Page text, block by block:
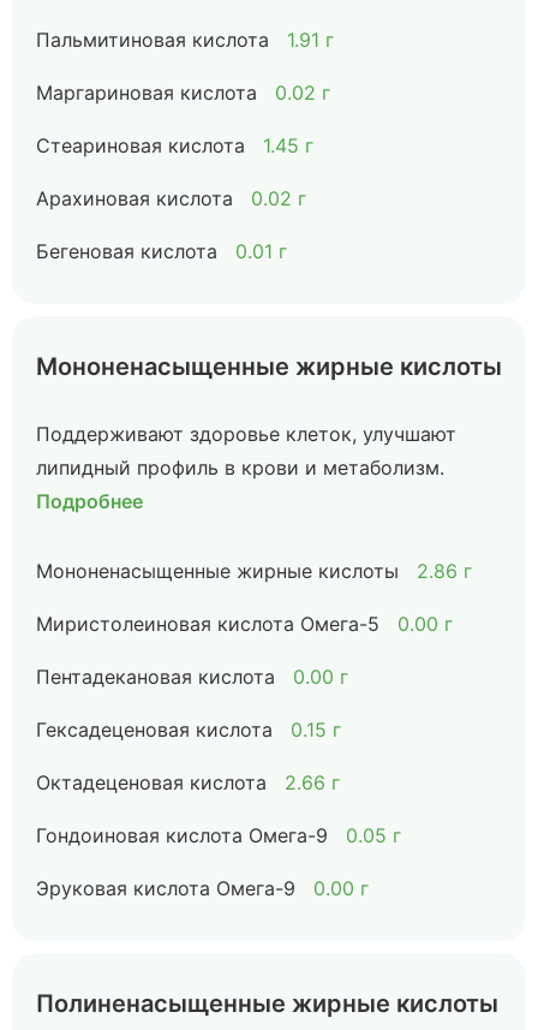
Пальмитиновая кислота 1.91 г
Маргариновая кислота 0.02 г
Стеариновая кислота 1.45 г
Арахиновая кислота 0.02 г
Бегеновая кислота 0.01 г
Мононенасыщенные жирные кислоты
Поддерживают здоровье клеток, улучшают
липидный профиль в крови и метаболизм.
Подробнее
Мононенасыщенные жирные кислоты 2.86 г
Миристолеиновая кислота Омега-5 0.00 г
Пентадекановая кислота 0.00 г
Гексадеценовая кислота 0.15 г
Октадеценовая кислота 2.66 г
Гондоиновая кислота Омега-9 0.05 г
Эруковая кислота Омега-9 0.00 г
Полиненасыщенные жирные кислоты